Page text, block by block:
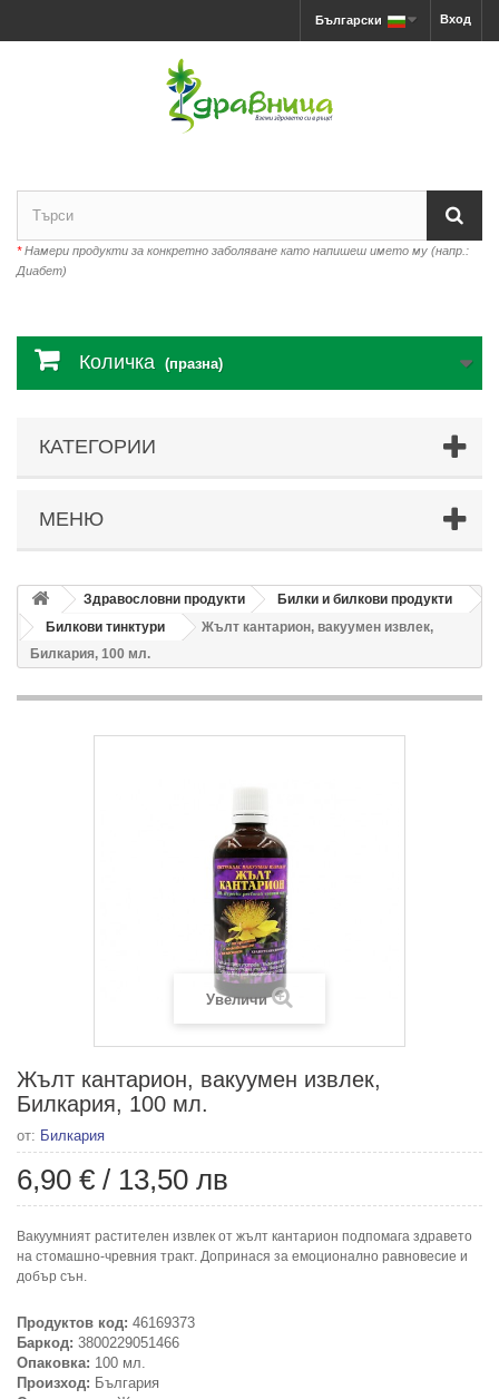
Вход
Български
*Намери продукти за конкретно заболяване като напишеш името му (напр.:
Диабет)
Количка (празна)
КАТЕГОРИИ
МЕНЮ
Здравословни продукти
Билки и билкови продукти
Билкови тинктури
Жълт кантарион, вакуумен извлек,
Билкария, 100 мл.
Увеличи
Жълт кантарион, вакуумен извлек,
Билкария, 100 мл.
от: Билкария
6,90 € / 13,50 лв
Вакуумният растителен извлек от жълт кантарион подпомага здравето
на стомашно-чревния тракт. Допринася за емоционално равновесие и
добър сън.
Продуктов код: 46169373
Баркод: 3800229051466
Опаковка: 100 мл.
Произход: България